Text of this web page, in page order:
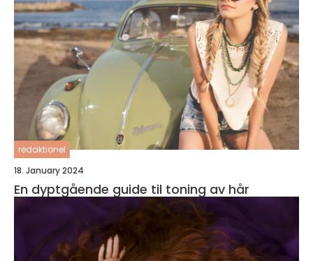
redaktionel
18. January 2024
En dyptgående guide til toning av hår